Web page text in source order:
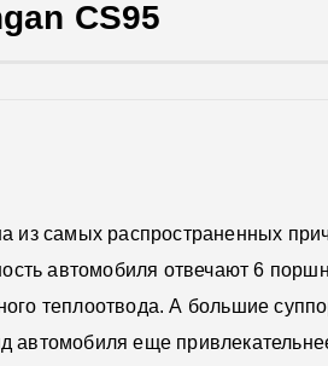
CS95
из самых распространенных
автомобиля отвечают 6
теплоотвода. А большие
автомобиля еще